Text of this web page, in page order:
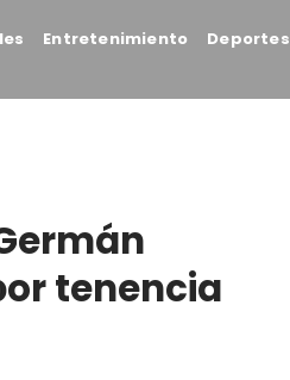
Entretenimiento Deportes
tenencia